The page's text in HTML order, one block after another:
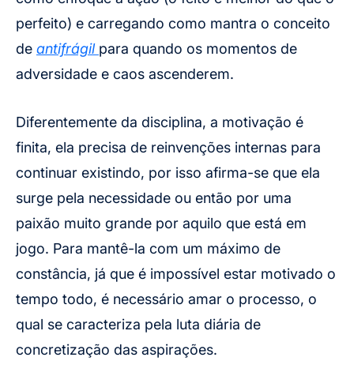
perfeito) e carregando como mantra o conceito
de antifrágil para quando os momentos de
adversidade e caos ascenderem.
Diferentemente da disciplina, a motivação é
finita, ela precisa de reinvenções internas para
continuar existindo, por isso afirma-se que ela
surge pela necessidade ou então por uma
paixão muito grande por aquilo que está em
jogo. Para mantê-la com um máximo de
constância, já que é impossível estar motivado o
tempo todo, é necessário amar o processo, o
qual se caracteriza pela luta diária de
concretização das aspirações.